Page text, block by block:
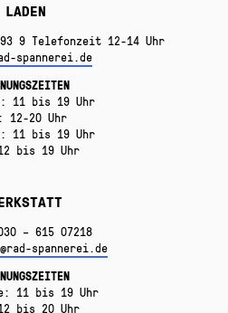
LADEN
9 Telefonzeit 12-14 Uhr
spannerei.de
11 bis 19 Uhr
12-20 Uhr
11 bis 19 Uhr
bis 19 Uhr
– 615 07218
spannerei.de
11 bis 19 Uhr
bis 20 Uhr